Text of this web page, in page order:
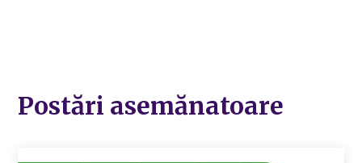
Postări asemănatoare